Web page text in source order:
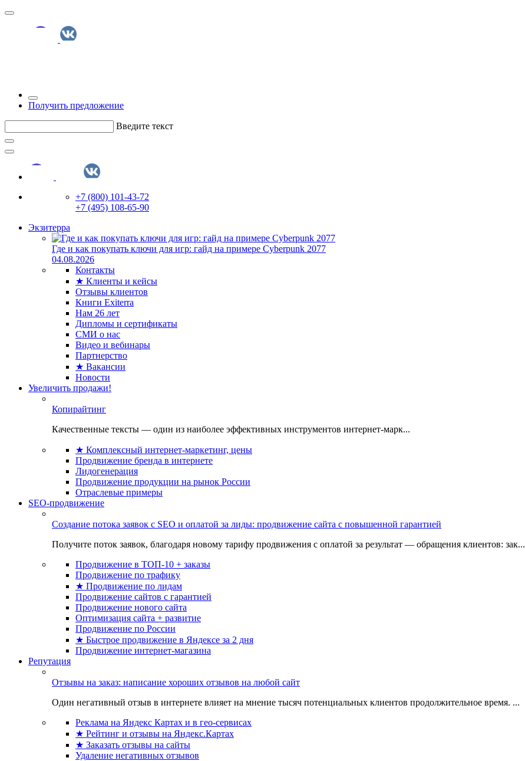
Получить предложение
Введите текст
+7 (800) 101-43-72
+7 (495) 108-65-90
Экзитерра
Где и как покупать ключи для игр: гайд на примере Cyberpunk 2077
04.08.2026
Контакты
★ Клиенты и кейсы
Отзывы клиентов
Книги Exiterra
Нам 26 лет
Дипломы и сертификаты
СМИ о нас
Видео и вебинары
Партнерство
★ Вакансии
Новости
Увеличить продажи!
Копирайтинг
Качественные тексты — один из наиболее эффективных инструментов интернет-марк...
★ Комплексный интернет-маркетинг, цены
Продвижение бренда в интернете
Лидогенерация
Продвижение продукции на рынок России
Отраслевые примеры
SEO-продвижение
Создание потока заявок с SEO и оплатой за лиды: продвижение сайта с повышенной гарантией
Получите поток заявок, благодаря новому тарифу продвижения с оплатой за результат — обращения клиентов: зак...
Продвижение в ТОП-10 + заказы
Продвижение по трафику
★ Продвижение по лидам
Продвижение сайтов с гарантией
Продвижение нового сайта
Оптимизация сайта + развитие
Продвижение по России
★ Быстрое продвижение в Яндексе за 2 дня
Продвижение интернет-магазина
Репутация
Отзывы на заказ: написание хороших отзывов на любой сайт
Один негативный отзыв в интернете влияет на мнение тысяч потенциальных клиентов продолжительное время. ...
Реклама на Яндекс Картах и в гео-сервисах
★ Рейтинг и отзывы на Яндекс.Картах
★ Заказать отзывы на сайты
Удаление негативных отзывов